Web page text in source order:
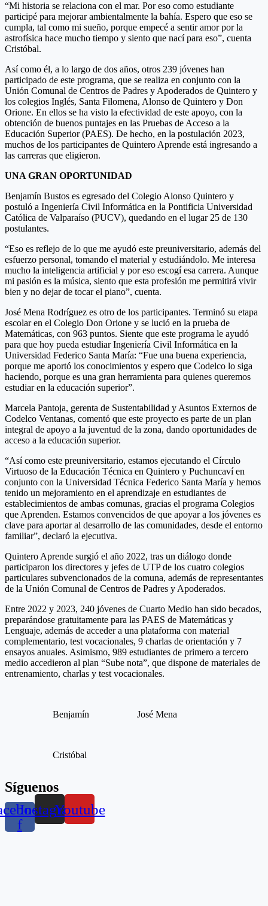
“Mi historia se relaciona con el mar. Por eso como estudiante
participé para mejorar ambientalmente la bahía. Espero que eso se
cumpla, tal como mi sueño, porque empecé a sentir amor por la
astrofísica hace mucho tiempo y siento que nací para eso”, cuenta
Cristóbal.
Así como él, a lo largo de dos años, otros 239 jóvenes han
participado de este programa, que se realiza en conjunto con la
Unión Comunal de Centros de Padres y Apoderados de Quintero y
los colegios Inglés, Santa Filomena, Alonso de Quintero y Don
Orione. En ellos se ha visto la efectividad de este apoyo, con la
obtención de buenos puntajes en las Pruebas de Acceso a la
Educación Superior (PAES). De hecho, en la postulación 2023,
muchos de los participantes de Quintero Aprende está ingresando a
las carreras que eligieron.
UNA GRAN OPORTUNIDAD
Benjamín Bustos es egresado del Colegio Alonso Quintero y
postuló a Ingeniería Civil Informática en la Pontificia Universidad
Católica de Valparaíso (PUCV), quedando en el lugar 25 de 130
postulantes.
“Eso es reflejo de lo que me ayudó este preuniversitario, además del
esfuerzo personal, tomando el material y estudiándolo. Me interesa
mucho la inteligencia artificial y por eso escogí esa carrera. Aunque
mi pasión es la música, siento que esta profesión me permitirá vivir
bien y no dejar de tocar el piano”, cuenta.
José Mena Rodríguez es otro de los participantes. Terminó su etapa
escolar en el Colegio Don Orione y se lució en la prueba de
Matemáticas, con 963 puntos. Siente que este programa le ayudó
para que hoy pueda estudiar Ingeniería Civil Informática en la
Universidad Federico Santa María: “Fue una buena experiencia,
porque me aportó los conocimientos y espero que Codelco lo siga
haciendo, porque es una gran herramienta para quienes queremos
estudiar en la educación superior”.
Marcela Pantoja, gerenta de Sustentabilidad y Asuntos Externos de
Codelco Ventanas, comentó que este proyecto es parte de un plan
integral de apoyo a la juventud de la zona, dando oportunidades de
acceso a la educación superior.
“Así como este preuniversitario, estamos ejecutando el Círculo
Virtuoso de la Educación Técnica en Quintero y Puchuncaví en
conjunto con la Universidad Técnica Federico Santa María y hemos
tenido un mejoramiento en el aprendizaje en estudiantes de
establecimientos de ambas comunas, gracias el programa Colegios
que Aprenden. Estamos convencidos de que apoyar a los jóvenes es
clave para aportar al desarrollo de las comunidades, desde el entorno
familiar”, declaró la ejecutiva.
Quintero Aprende surgió el año 2022, tras un diálogo donde
participaron los directores y jefes de UTP de los cuatro colegios
particulares subvencionados de la comuna, además de representantes
de la Unión Comunal de Centros de Padres y Apoderados.
Entre 2022 y 2023, 240 jóvenes de Cuarto Medio han sido becados,
preparándose gratuitamente para las PAES de Matemáticas y
Lenguaje, además de acceder a una plataforma con material
complementario, test vocacionales, 9 charlas de orientación y 7
ensayos anuales. Asimismo, 989 estudiantes de primero a tercero
medio accedieron al plan “Sube nota”, que dispone de materiales de
entrenamiento, charlas y test vocacionales.
Benjamín José Mena
Cristóbal
Síguenos
f
InstagramYoutube